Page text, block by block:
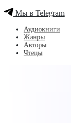
Мы в Telegram
Аудиокниги
Жанры
Авторы
Чтецы